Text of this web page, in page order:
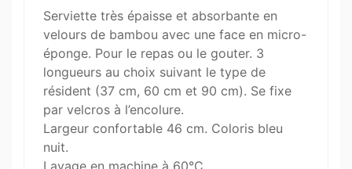
Serviette très épaisse et absorbante en
velours de bambou avec une face en micro-
éponge. Pour le repas ou le gouter. 3
longueurs au choix suivant le type de
résident (37 cm, 60 cm et 90 cm). Se fixe
par velcros à l’encolure.
Largeur confortable 46 cm. Coloris bleu
nuit.